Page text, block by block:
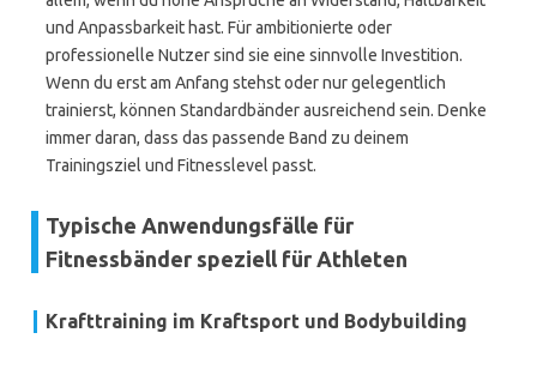
und Anpassbarkeit hast. Für ambitionierte oder
professionelle Nutzer sind sie eine sinnvolle Investition.
Wenn du erst am Anfang stehst oder nur gelegentlich
trainierst, können Standardbänder ausreichend sein. Denke
immer daran, dass das passende Band zu deinem
Trainingsziel und Fitnesslevel passt.
Typische Anwendungsfälle für
Fitnessbänder speziell für Athleten
Krafttraining im Kraftsport und Bodybuilding